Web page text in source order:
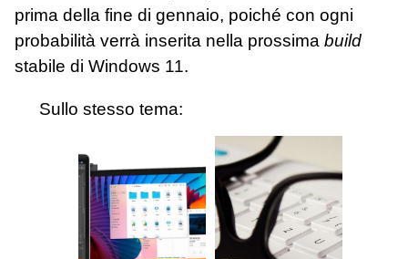
prima della fine di gennaio, poiché con ogni
probabilità verrà inserita nella prossima build
stabile di Windows 11.
Sullo stesso tema: